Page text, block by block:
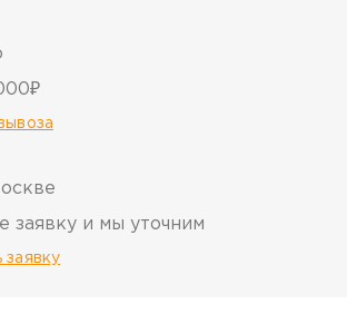
заявку и мы уточним
заявку